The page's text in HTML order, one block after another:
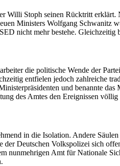
Willi Stoph seinen Rücktritt
Ministers Wolfgang Schwanitz
nicht mehr bestehe.
die politische Wende der
entfielen jedoch zahlreiche
und benannte
des Amtes den Ereignissen
in die Isolation. Andere
Deutschen Volkspolizei sich
Amt für Nationale